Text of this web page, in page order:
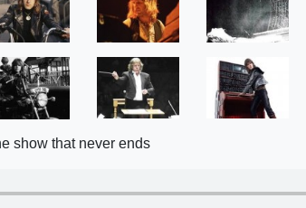
show that never ends